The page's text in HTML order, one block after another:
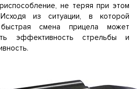
не теряя при этом
из ситуации, в которой
смена прицела может
эффективность стрельбы и